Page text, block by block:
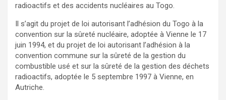
radioactifs et des accidents nucléaires au Togo.
Il s’agit du projet de loi autorisant l’adhésion du Togo à la
convention sur la sûreté nucléaire, adoptée à Vienne le 17
juin 1994, et du projet de loi autorisant l’adhésion à la
convention commune sur la sûreté de la gestion du
combustible usé et sur la sûreté de la gestion des déchets
radioactifs, adoptée le 5 septembre 1997 à Vienne, en
Autriche.